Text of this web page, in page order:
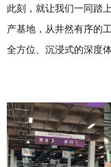
此刻，就让我们一同踏
产基地，从井然有序的
全方位、沉浸式的深度体